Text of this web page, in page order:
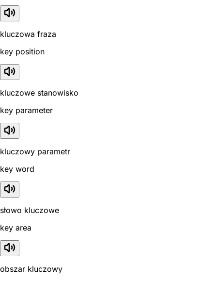
kluczowa fraza
key position
kluczowe stanowisko
key parameter
kluczowy parametr
key word
słowo kluczowe
key area
obszar kluczowy